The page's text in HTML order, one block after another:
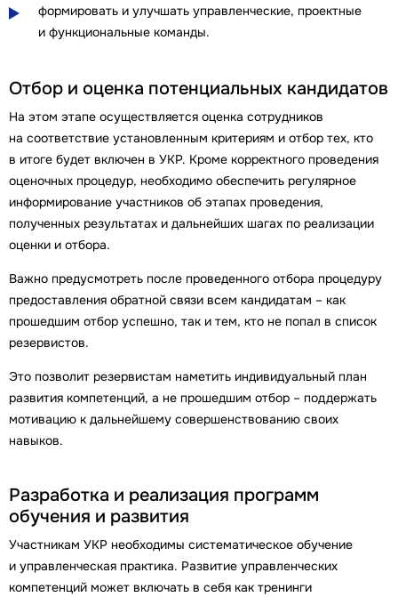
формировать и улучшать управленческие, проектные
и функциональные команды.
Отбор и оценка потенциальных кандидатов
На этом этапе осуществляется оценка сотрудников
на соответствие установленным критериям и отбор тех, кто
в итоге будет включен в УКР. Кроме корректного проведения
оценочных процедур, необходимо обеспечить регулярное
информирование участников об этапах проведения,
полученных результатах и дальнейших шагах по реализации
оценки и отбора.
Важно предусмотреть после проведенного отбора процедуру
предоставления обратной связи всем кандидатам – как
прошедшим отбор успешно, так и тем, кто не попал в список
резервистов.
Это позволит резервистам наметить индивидуальный план
развития компетенций, а не прошедшим отбор – поддержать
мотивацию к дальнейшему совершенствованию своих
навыков.
Разработка и реализация программ
обучения и развития
Участникам УКР необходимы систематическое обучение
и управленческая практика. Развитие управленческих
компетенций может включать в себя как тренинги